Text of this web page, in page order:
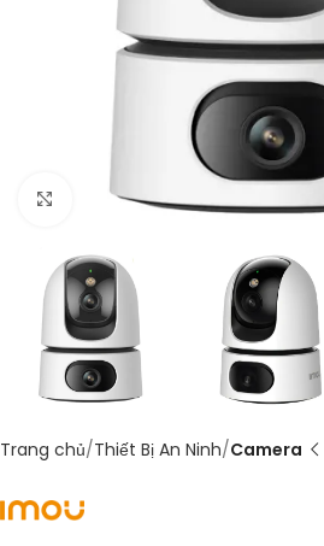
Click to enlarge
Trang chủ Thiết Bị An Ninh Camera